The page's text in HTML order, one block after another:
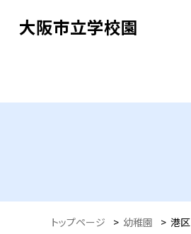
大阪市立学校園
トップページ > 幼稚園 > 港区